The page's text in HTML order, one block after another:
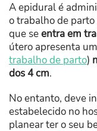
A epidural é
o trabalho de
que seentra em
útero apresenta
trabalho de parto)
dos 4 cm.
No entanto, deve
estabelecido no
planear ter o seu